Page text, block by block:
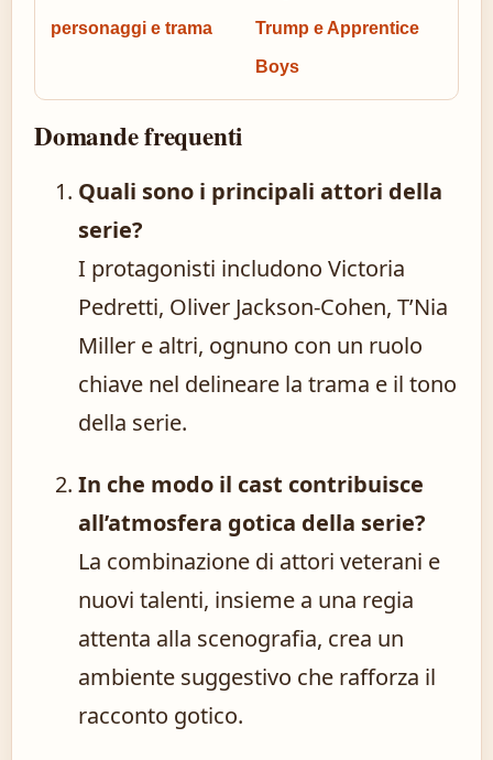
personaggi e trama Trump e Apprentice
Boys
Domande frequenti
Quali sono i principali attori della
serie?
I protagonisti includono Victoria
Pedretti, Oliver Jackson-Cohen, T’Nia
Miller e altri, ognuno con un ruolo
chiave nel delineare la trama e il tono
della serie.
In che modo il cast contribuisce
all’atmosfera gotica della serie?
La combinazione di attori veterani e
nuovi talenti, insieme a una regia
attenta alla scenografia, crea un
ambiente suggestivo che rafforza il
racconto gotico.